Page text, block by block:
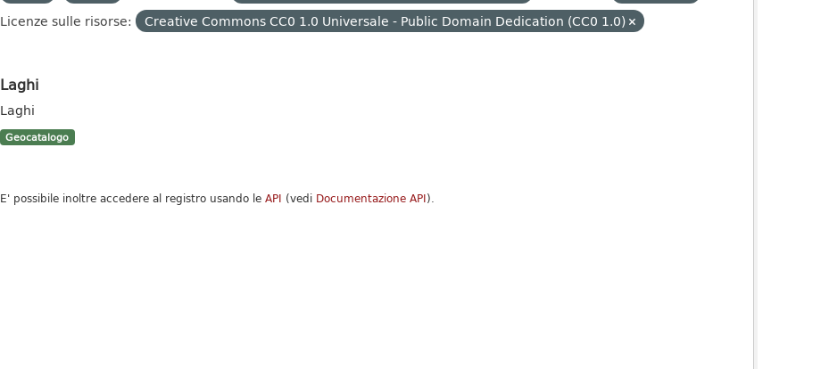
Licenze sulle risorse:
Creative Commons CC0 1.0 Universale - Public Domain Dedication (CC0 1.0)
Laghi
Laghi
Geocatalogo
E' possibile inoltre accedere al registro usando le API (vedi Documentazione API).